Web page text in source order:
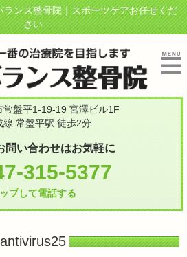
ンス整骨院｜スポーツケアお任せくだ
さい
常盤平1-19-19 宮澤ビル1F
線 常盤平駅 徒歩2分
問い合わせはお気軽に
315-5377
プして電話する
antivirus25